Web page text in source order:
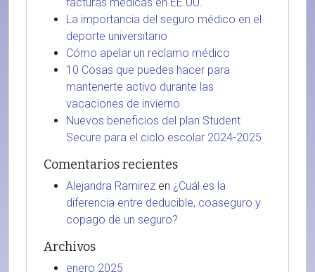
La importancia del seguro médico en el
deporte universitario
Cómo apelar un reclamo médico
10 Cosas que puedes hacer para
mantenerte activo durante las
vacaciones de invierno
Nuevos beneficios del plan Student
Secure para el ciclo escolar 2024-2025
Comentarios recientes
Alejandra Ramirez en ¿Cuál es la
diferencia entre deducible, coaseguro y
copago de un seguro?
Archivos
enero 2025